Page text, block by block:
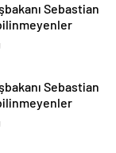
Sebastian
Sebastian